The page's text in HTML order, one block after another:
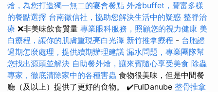
燴，為您打造獨一無二的宴會餐點 外燴buffet，豐富多樣
的餐點選擇 台南徵信社，協助您解決生活中的疑惑 整脊治
療 ❌非美味飲食質量 專業眼科服務，照顧您的視力健康 美
白療程，讓你的肌膚重現亮白光澤 新竹推拿療程 - 台胞證
過期怎麼處理，提供續期辦理建議 漏水問題，專業團隊幫
您找出源頭並解決 自助餐外燴，讓來賓隨心享受美食 除蟲
專家，徹底清除家中的各種害蟲 食物很美味，但是中間餐
廳（及以上）提供了更好的食物。 ✔️FulDanube 整骨推拿